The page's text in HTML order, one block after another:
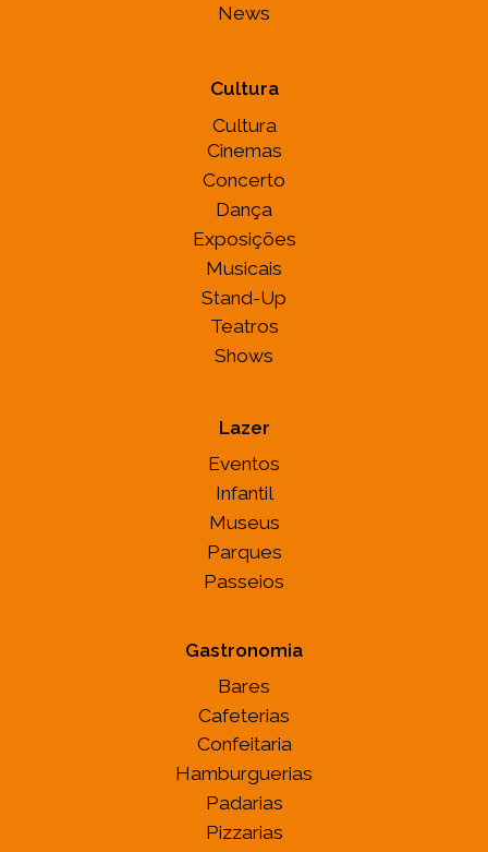
News
Cultura
Cultura
Cinemas
Concerto
Dança
Exposições
Musicais
Stand-Up
Teatros
Shows
Lazer
Eventos
Infantil
Museus
Parques
Passeios
Gastronomia
Bares
Cafeterias
Confeitaria
Hamburguerias
Padarias
Pizzarias